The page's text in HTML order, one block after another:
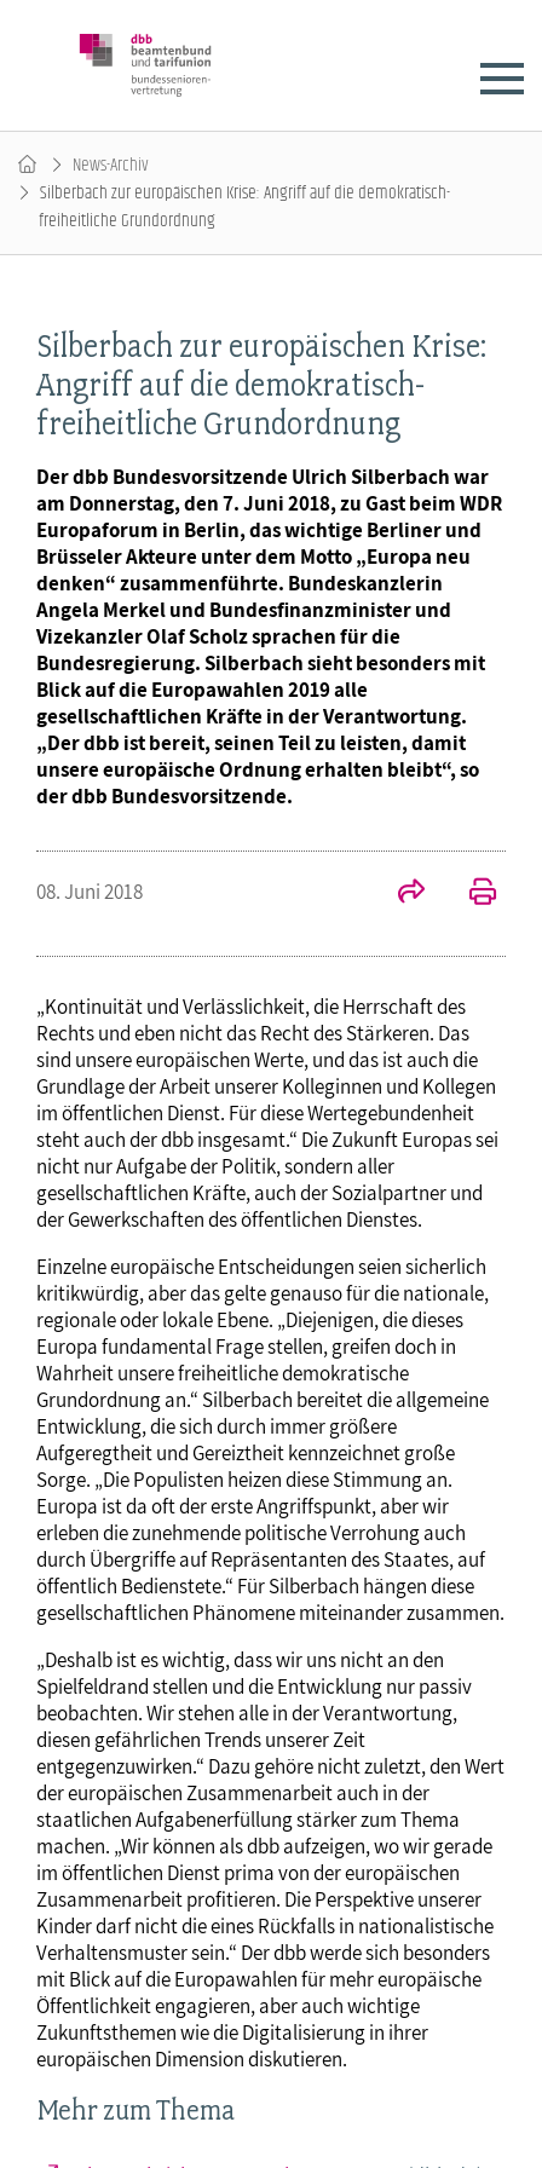
News-Archiv
Silberbach zur europäischen Krise: Angriff auf die demokratisch-
freiheitliche Grundordnung
Silberbach zur europäischen Krise:
Angriff auf die demokratisch-
freiheitliche Grundordnung
Der dbb Bundesvorsitzende Ulrich Silberbach war
am Donnerstag, den 7. Juni 2018, zu Gast beim WDR
Europaforum in Berlin, das wichtige Berliner und
Brüsseler Akteure unter dem Motto „Europa neu
denken“ zusammenführte. Bundeskanzlerin
Angela Merkel und Bundesfinanzminister und
Vizekanzler Olaf Scholz sprachen für die
Bundesregierung. Silberbach sieht besonders mit
Blick auf die Europawahlen 2019 alle
gesellschaftlichen Kräfte in der Verantwortung.
„Der dbb ist bereit, seinen Teil zu leisten, damit
unsere europäische Ordnung erhalten bleibt“, so
der dbb Bundesvorsitzende.
08. Juni 2018
„Kontinuität und Verlässlichkeit, die Herrschaft des
Rechts und eben nicht das Recht des Stärkeren. Das
sind unsere europäischen Werte, und das ist auch die
Grundlage der Arbeit unserer Kolleginnen und Kollegen
im öffentlichen Dienst. Für diese Wertegebundenheit
steht auch der dbb insgesamt.“ Die Zukunft Europas sei
nicht nur Aufgabe der Politik, sondern aller
gesellschaftlichen Kräfte, auch der Sozialpartner und
der Gewerkschaften des öffentlichen Dienstes.
Einzelne europäische Entscheidungen seien sicherlich
kritikwürdig, aber das gelte genauso für die nationale,
regionale oder lokale Ebene. „Diejenigen, die dieses
Europa fundamental Frage stellen, greifen doch in
Wahrheit unsere freiheitliche demokratische
Grundordnung an.“ Silberbach bereitet die allgemeine
Entwicklung, die sich durch immer größere
Aufgeregtheit und Gereiztheit kennzeichnet große
Sorge. „Die Populisten heizen diese Stimmung an.
Europa ist da oft der erste Angriffspunkt, aber wir
erleben die zunehmende politische Verrohung auch
durch Übergriffe auf Repräsentanten des Staates, auf
öffentlich Bedienstete.“ Für Silberbach hängen diese
gesellschaftlichen Phänomene miteinander zusammen.
„Deshalb ist es wichtig, dass wir uns nicht an den
Spielfeldrand stellen und die Entwicklung nur passiv
beobachten. Wir stehen alle in der Verantwortung,
diesen gefährlichen Trends unserer Zeit
entgegenzuwirken.“ Dazu gehöre nicht zuletzt, den Wert
der europäischen Zusammenarbeit auch in der
staatlichen Aufgabenerfüllung stärker zum Thema
machen. „Wir können als dbb aufzeigen, wo wir gerade
im öffentlichen Dienst prima von der europäischen
Zusammenarbeit profitieren. Die Perspektive unserer
Kinder darf nicht die eines Rückfalls in nationalistische
Verhaltensmuster sein.“ Der dbb werde sich besonders
mit Blick auf die Europawahlen für mehr europäische
Öffentlichkeit engagieren, aber auch wichtige
Zukunftsthemen wie die Digitalisierung in ihrer
europäischen Dimension diskutieren.
Mehr zum Thema